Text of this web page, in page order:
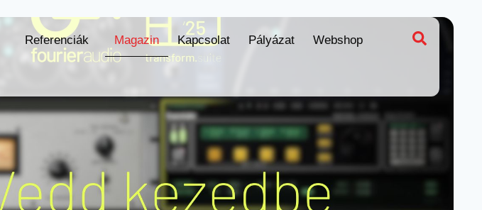
Referenciák Magazin Kapcsolat Pályázat Webshop
Referenciák Magazin Kapcsolat Pályázat Webshop